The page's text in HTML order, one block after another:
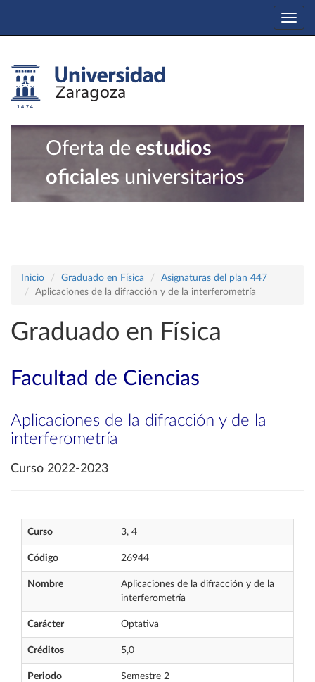
Oferta de estudios
oficiales universitarios
Inicio Graduado en Física
Asignaturas del plan 447
Aplicaciones de la difracción y de la interferometría
Graduado en Física
Facultad de Ciencias
Aplicaciones de la difracción y de la
interferometría
Curso 2022-2023
Curso 3, 4
Código 26944
Nombre
Aplicaciones de la difracción y de la
interferometría
Carácter Optativa
Créditos 5,0
Periodo Semestre 2